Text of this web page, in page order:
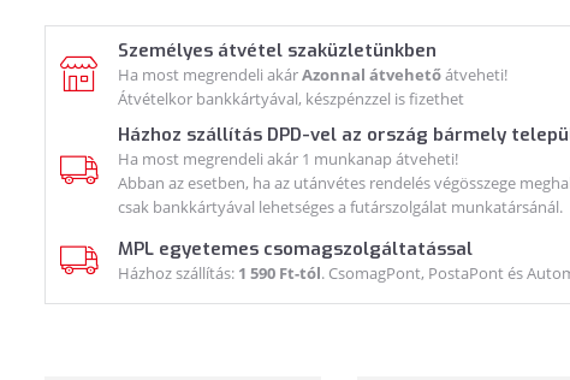
Személyes átvétel szaküzletünkben
Ha most megrendeli akárAzonnal átvehetőátveheti!
Átvételkor bankkártyával, készpénzzel is fizethet
Házhoz szállítás DPD-vel az ország bármely
Ha most megrendeli akár 1 munkanap átveheti!
Abban az esetben, ha az utánvétes rendelés végösszege
csak bankkártyával lehetséges a futárszolgálat munkatársánál.
MPL egyetemes csomagszolgáltatással
Házhoz szállítás: 1 590 Ft-tól. CsomagPont, PostaPont és